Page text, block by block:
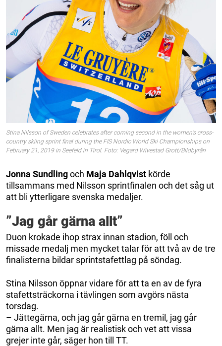
Stina Nilsson of Sweden celebrates after coming second in the women’s cross-
country skiing sprint final during the FIS Nordic World Ski Championships on
February 21, 2019 in Seefeld in Tirol. Foto: Vegard Wivestad Grott/Bildbyrån
Jonna Sundlingoch Maja Dahlqvist körde
tillsammans med Nilsson sprintfinalen och det såg ut
att bli ytterligare svenska medaljer.
”Jag går gärna allt”
Duon krokade ihop strax innan stadion, föll och
missade medalj men mycket talar för att två av de tre
finalisterna bildar sprintstafettlag på söndag.
Stina Nilsson öppnar vidare för att ta en av de fyra
stafettsträckorna i tävlingen som avgörs nästa
torsdag.
– Jättegärna, och jag går gärna en tremil, jag går
gärna allt. Men jag är realistisk och vet att vissa
grejer inte går, säger hon till TT.